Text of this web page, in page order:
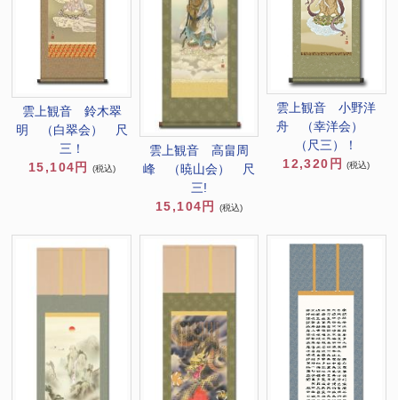
雲上観音 鈴木翠
明 （白翠会） 尺
三！
15,104円
(税込)
雲上観音 高畠周
峰 （暁山会） 尺
三!
15,104円
(税込)
雲上観音 小野洋
舟 （幸洋会）
（尺三）！
12,320円
(税込)